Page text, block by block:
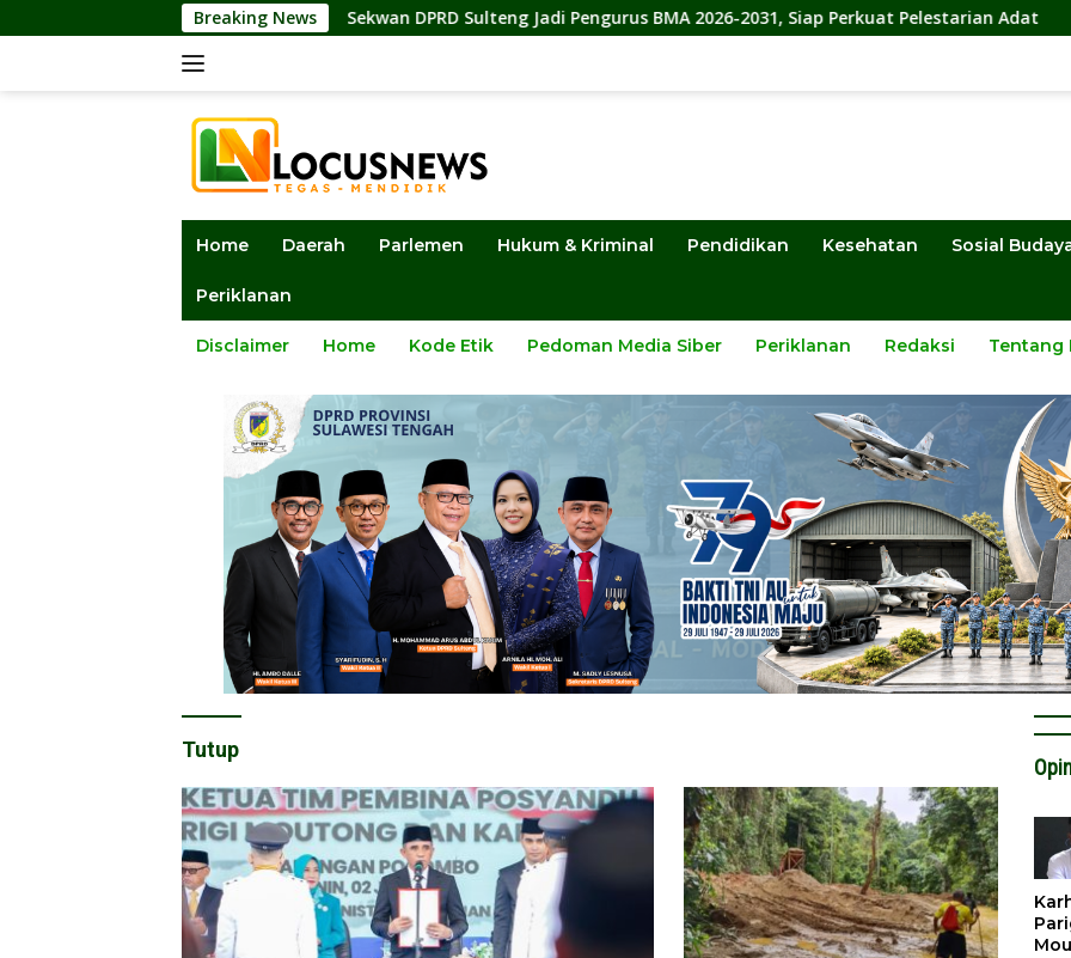
ke
Breaking News
Sekwan DPRD Sulteng Jadi Pengurus BMA 2026-2031, Siap Perkuat Pelestarian Adat DPRD
Home Daerah Parlemen Hukum & Kriminal Pendidikan Kesehatan Sosial
Periklanan
Disclaimer Home Kode Etik Pedoman Media Siber Periklanan Redaksi Tentang
Tutup